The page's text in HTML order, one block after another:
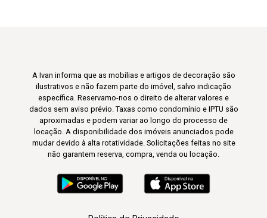
A Ivan informa que as mobílias e artigos de decoração são
ilustrativos e não fazem parte do imóvel, salvo indicação
específica. Reservamo-nos o direito de alterar valores e
dados sem aviso prévio. Taxas como condomínio e IPTU são
aproximadas e podem variar ao longo do processo de
locação. A disponibilidade dos imóveis anunciados pode
mudar devido à alta rotatividade. Solicitações feitas no site
não garantem reserva, compra, venda ou locação.